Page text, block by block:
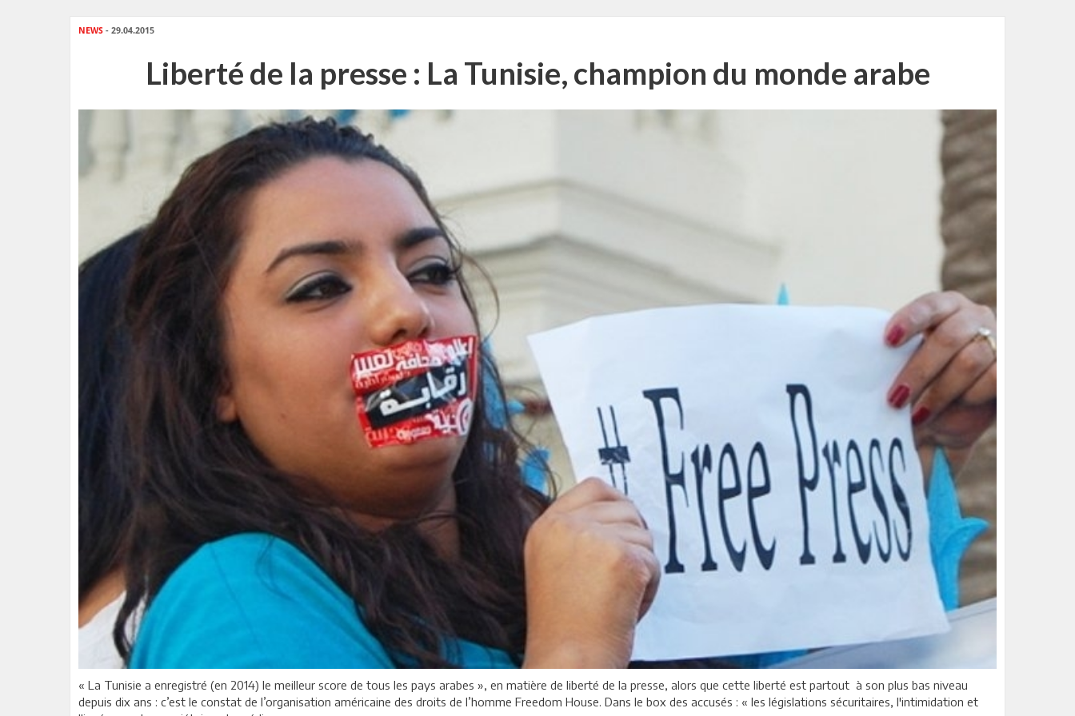
NEWS - 29.04.2015
Liberté de la presse : La Tunisie, champion du monde arabe
« La Tunisie a enregistré (en 2014) le meilleur score de tous les pays arabes », en matière de liberté de la presse, alors que cette liberté est partout à son plus bas niveau
depuis dix ans : c’est le constat de l’organisation américaine des droits de l’homme Freedom House. Dans le box des accusés : « les législations sécuritaires, l'intimidation et